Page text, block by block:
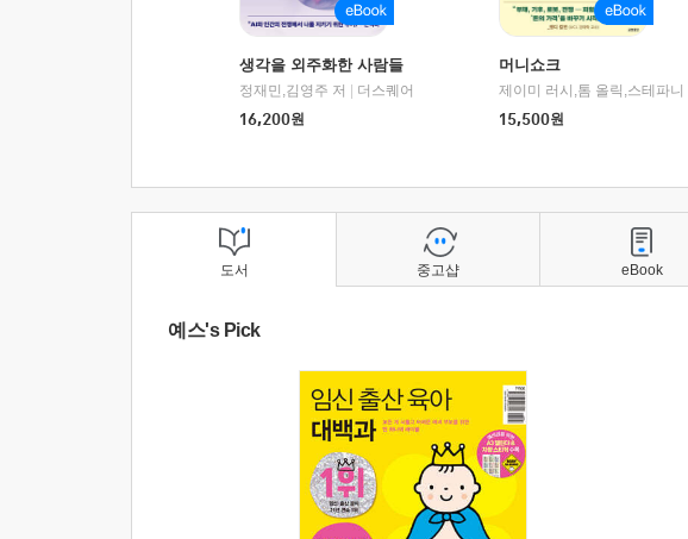
생각을 외주화한 사람들
정재민,김영주 저
더스퀘어
16,200원
머니쇼크
15,500원
도서
예스's Pick
중고샵 eBook